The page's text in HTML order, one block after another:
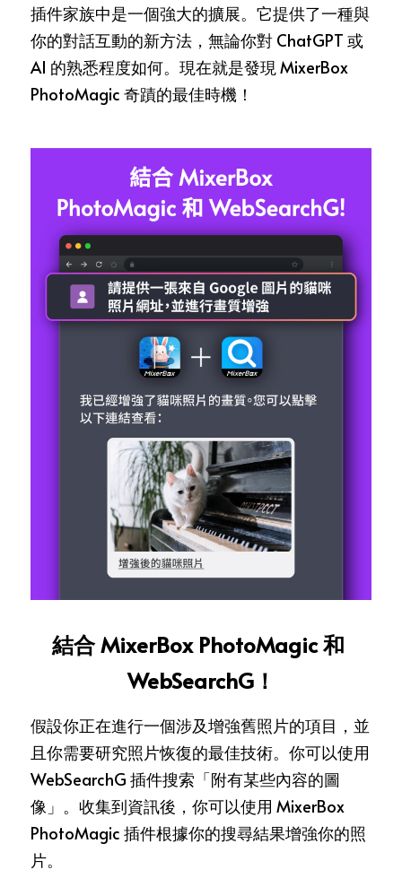
插件家族中是一個強大的擴展。它提供了一種與
你的對話互動的新方法，無論你對 ChatGPT 或
AI 的熟悉程度如何。現在就是發現 MixerBox
PhotoMagic 奇蹟的最佳時機！
結合 MixerBox PhotoMagic 和
WebSearchG！
假設你正在進行一個涉及增強舊照片的項目，並
且你需要研究照片恢復的最佳技術。你可以使用
WebSearchG 插件搜索「附有某些內容的圖
像」。收集到資訊後，你可以使用 MixerBox
PhotoMagic 插件根據你的搜尋結果增強你的照
片。